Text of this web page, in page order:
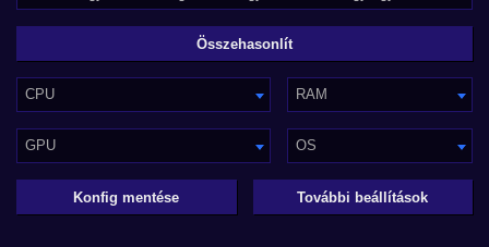
CPU RAM
GPU OS
Konfig mentése További beállítások